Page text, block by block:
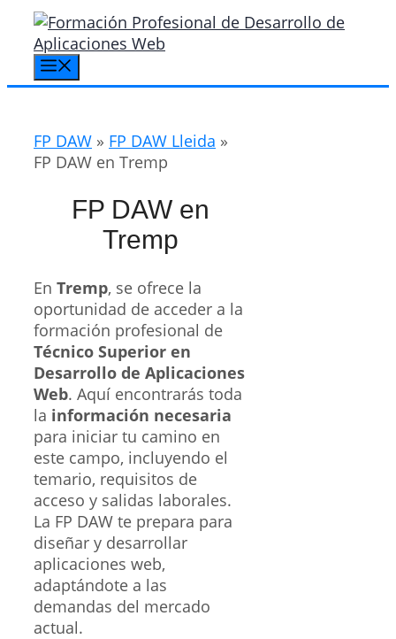
Saltar
contenido
FP DAW » FP DAW Lleida »
FP DAW en Tremp
FP DAW en
Tremp
En Tremp, se ofrece la
oportunidad de acceder a la
formación profesional de
Técnico Superior en
Desarrollo de Aplicaciones
Web. Aquí encontrarás toda
la información necesaria
para iniciar tu camino en
este campo, incluyendo el
temario, requisitos de
acceso y salidas laborales.
La FP DAW te prepara para
diseñar y desarrollar
aplicaciones web,
adaptándote a las
demandas del mercado
actual.